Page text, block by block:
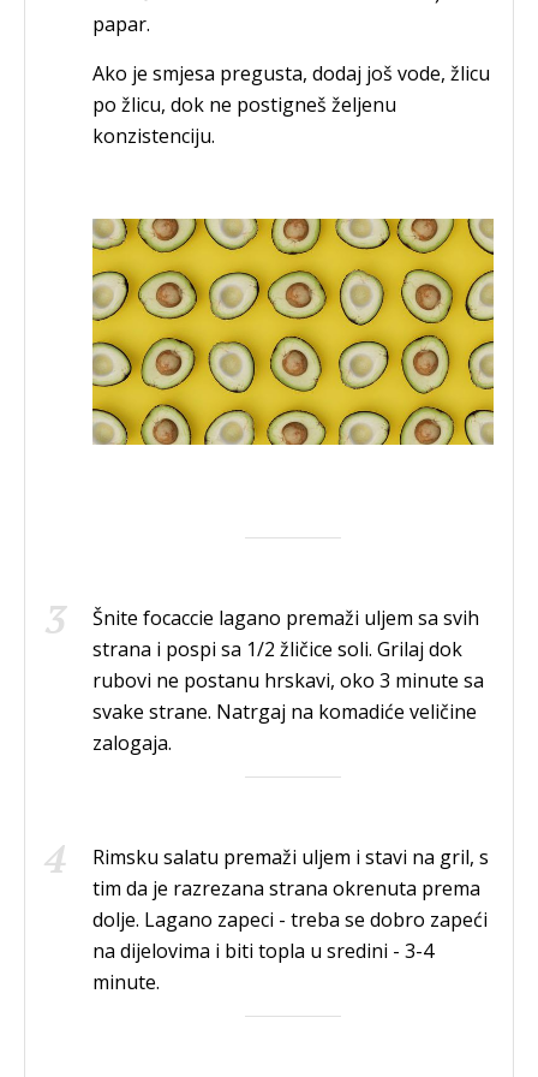
papar.
Ako je smjesa pregusta, dodaj još vode, žlicu
po žlicu, dok ne postigneš željenu
konzistenciju.
Šnite focaccie lagano premaži uljem sa svih
strana i pospi sa 1/2 žličice soli. Grilaj dok
rubovi ne postanu hrskavi, oko 3 minute sa
svake strane. Natrgaj na komadiće veličine
zalogaja.
Rimsku salatu premaži uljem i stavi na gril, s
tim da je razrezana strana okrenuta prema
dolje. Lagano zapeci - treba se dobro zapeći
na dijelovima i biti topla u sredini - 3-4
minute.